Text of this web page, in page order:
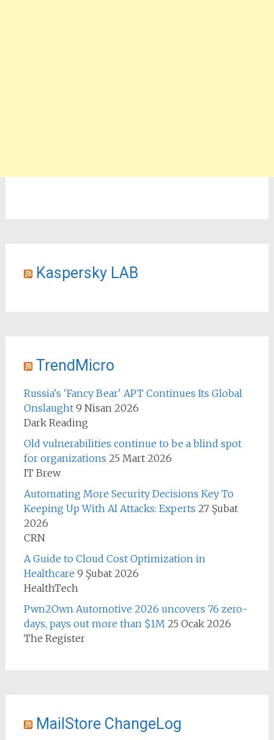
Kaspersky LAB
TrendMicro
Russia's 'Fancy Bear' APT Continues Its Global
Onslaught 9 Nisan 2026
Dark Reading
Old vulnerabilities continue to be a blind spot
for organizations 25 Mart 2026
IT Brew
Automating More Security Decisions Key To
Keeping Up With AI Attacks: Experts 27 Şubat
2026
CRN
A Guide to Cloud Cost Optimization in
Healthcare 9 Şubat 2026
HealthTech
Pwn2Own Automotive 2026 uncovers 76 zero-
days, pays out more than $1M 25 Ocak 2026
The Register
MailStore ChangeLog